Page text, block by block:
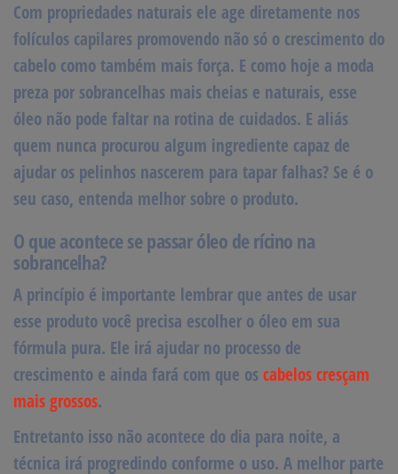
Com propriedades naturais ele age diretamente nos
folículos capilares promovendo não só o crescimento do
cabelo como também mais força. E como hoje a moda
preza por sobrancelhas mais cheias e naturais, esse
óleo não pode faltar na rotina de cuidados. E aliás
quem nunca procurou algum ingrediente capaz de
ajudar os pelinhos nascerem para tapar falhas? Se é o
seu caso, entenda melhor sobre o produto.
O que acontece se passar óleo de rícino na
sobrancelha?
A princípio é importante lembrar que antes de usar
esse produto você precisa escolher o óleo em sua
fórmula pura. Ele irá ajudar no processo de
crescimento e ainda fará com que os cabelos cresçam
mais grossos.
Entretanto isso não acontece do dia para noite, a
técnica irá progredindo conforme o uso. A melhor parte